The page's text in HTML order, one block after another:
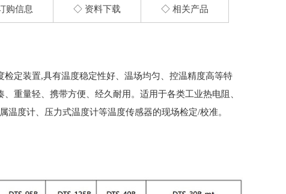
高温盐槽
购信息 ◇ 资料下载 ◇ 相关产品
检定装置,具有温度稳定性好、温场均匀、控温精度高等特
重量轻、携带方便、经久耐用。适用于各类工业热电阻、
度计、压力式温度计等温度传感器的现场检定/校准。